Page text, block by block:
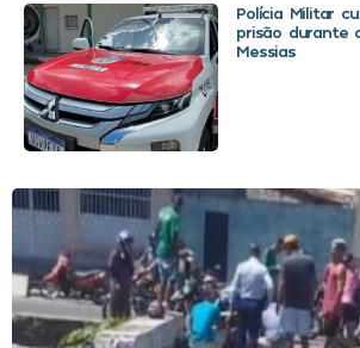
Polícia Militar
prisão durante
Messias